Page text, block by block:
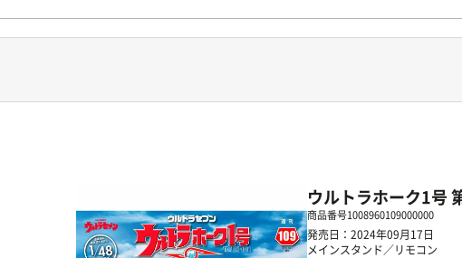
ウルトラホーク1号
商品番号1008960109000000
発売日：2024年09月17日
メインスタンド／リモコン